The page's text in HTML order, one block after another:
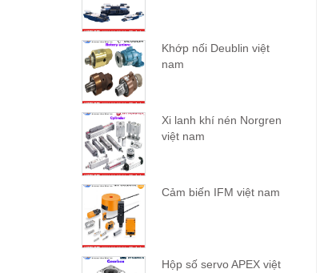
Khớp nối Deublin việt
nam
Xi lanh khí nén Norgren
việt nam
Cảm biến IFM việt nam
Hộp số servo APEX việt